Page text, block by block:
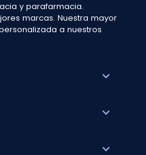
y parafarmacia.
marcas. Nuestra mayor
a nuestros
expand_more
expand_more
expand_more